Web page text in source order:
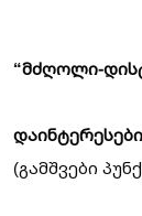
“მძღოლი-
(გამშვები